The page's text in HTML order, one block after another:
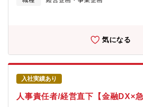
https://www.inabata.co.jp/themes/
た重要施策の企画・推進をリードしていた
かをご担当いただきます。■中期経営計画、
び予実管理の実行・サポート■事業ポートフ
実行支援や市場調査、競合分析など■M&A
ロセス支援■新規事業開発や既存事業のテコ
ェクトへの参画【補足】■現在中期計画（27
ているため、こちらへのジョインの可能性
はまず会議運営や社内調整などをご経験い
へアサインされていきます。【組織構成】
気になる
入社実績あり
人事責任者/経営直下【金融DX×急